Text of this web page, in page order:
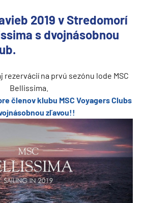
2019 v Stredomorí
s dvojnásobnou
rezervácií na prvú sezónu lode MSC
Bellissima.
členov klubu MSC Voyagers Clubs
zľavou!!